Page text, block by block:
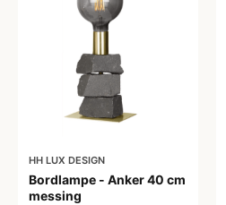
HH LUX DESIGN
Bordlampe - Anker 40 cm
messing